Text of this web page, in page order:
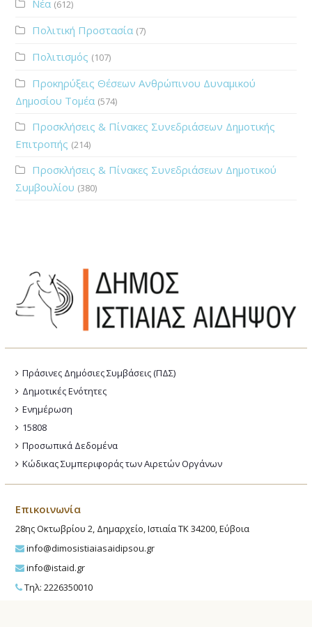
Νέα (612)
Πολιτική Προστασία (7)
Πολιτισμός (107)
Προκηρύξεις Θέσεων Ανθρώπινου Δυναμικού
Δημοσίου Τομέα (574)
Προσκλήσεις & Πίνακες Συνεδριάσεων Δημοτικής
Επιτροπής (214)
Προσκλήσεις & Πίνακες Συνεδριάσεων Δημοτικού
Συμβουλίου (380)
Πράσινες Δημόσιες Συμβάσεις (ΠΔΣ)
Δημοτικές Ενότητες
Ενημέρωση
15808
Προσωπικά Δεδομένα
Κώδικας Συμπεριφοράς των Αιρετών Οργάνων
Επικοινωνία
28ης Οκτωβρίου 2, Δημαρχείο, Ιστιαία ΤΚ 34200, Εύβοια
info@dimosistiaiasaidipsou.gr
info@istaid.gr
Τηλ: 2226350010